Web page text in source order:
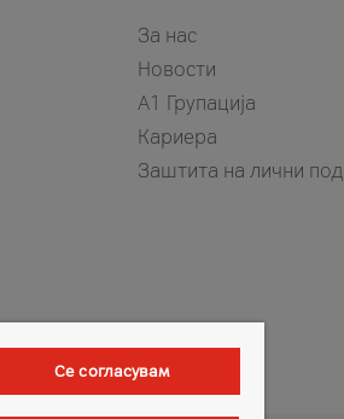
За нас
Новости
А1 Групација
Кариера
Заштита на лични
Се согласувам